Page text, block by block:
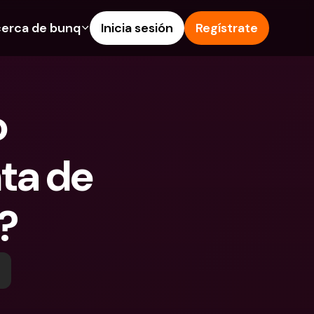
de crédito
IBAN extranjeros
y depósitos en
facturas
gastos
de bunq
Contacta con nosotros
Documentos Legales
Inicia sesión Regístrate
de